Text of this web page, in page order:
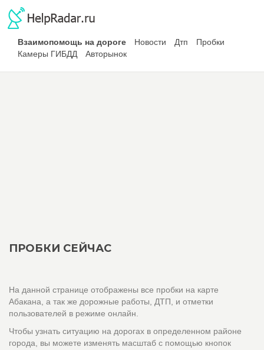
Взаимопомощь на дороге Новости Дтп
Пробки
Камеры ГИБДД
Авторынок
ПРОБКИ СЕЙЧАС
На данной странице отображены все пробки на карте
Абакана, а так же дорожные работы, ДТП, и отметки
пользователей в режиме онлайн.
Чтобы узнать ситуацию на дорогах в определенном районе
города, вы можете изменять масштаб с помощью кнопок